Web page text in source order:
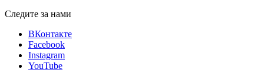
Следите за нами
ВКонтакте
Facebook
Instagram
YouTube